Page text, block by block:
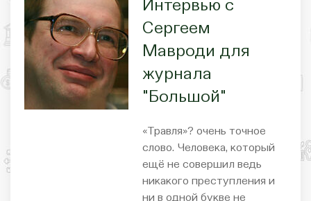
Интервью c
Сергеем
Мавроди для
журнала
"Большой"
«Травля»? очень точное
слово. Человека, который
ещё не совершил ведь
никакого преступления и
ни в одной букве не